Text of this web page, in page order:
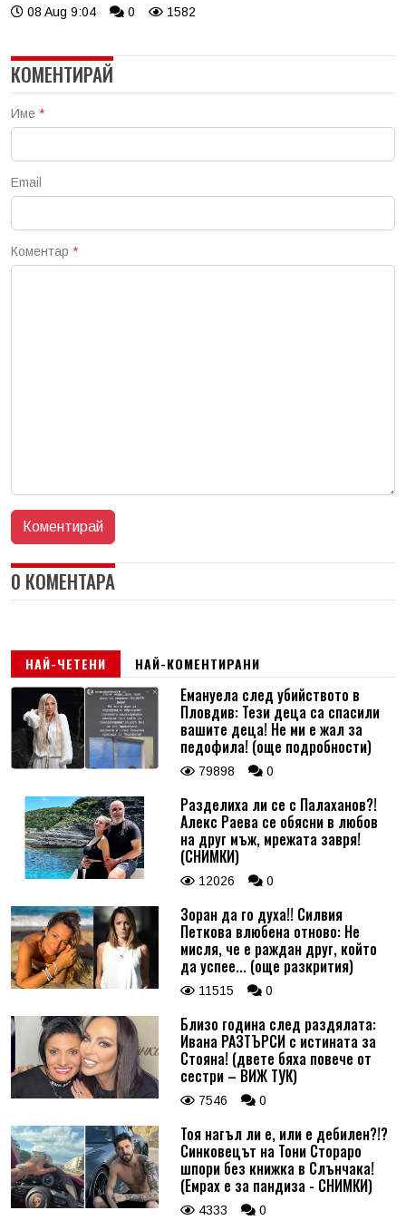
08 Aug 9:04 0 1582
КОМЕНТИРАЙ
Име *
Email
Коментар *
0 КОМЕНТАРА
НАЙ-ЧЕТЕНИ НАЙ-КОМЕНТИРАНИ
Емануела след убийството в
Пловдив: Тези деца са спасили
вашите деца! Не ми е жал за
педофила! (още подробности)
79898 0
Разделиха ли се с Палаханов?!
Алекс Раева се обясни в любов
на друг мъж, мрежата завря!
(СНИМКИ)
12026 0
Зоран да го духа!! Силвия
Петкова влюбена отново: Не
мисля, че е раждан друг, който
да успее... (още разкрития)
11515 0
Близо година след раздялата:
Ивана РАЗТЪРСИ с истината за
Стояна! (двете бяха повече от
сестри – ВИЖ ТУК)
7546 0
Тоя нагъл ли е, или е дебилен?!?
Синковецът на Тони Стораро
шпори без книжка в Слънчака!
(Емрах е за пандиза - СНИМКИ)
4333 0